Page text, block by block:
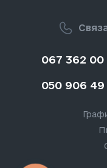
067 362 00
050 906 49